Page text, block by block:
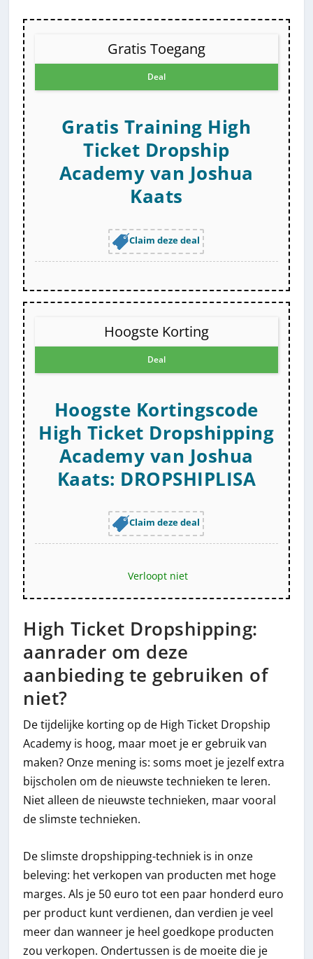
Gratis Toegang
Deal
Gratis Training High
Ticket Dropship
Academy van Joshua
Kaats
Claim deze deal
Hoogste Korting
Deal
Hoogste Kortingscode
High Ticket Dropshipping
Academy van Joshua
Kaats: DROPSHIPLISA
Claim deze deal
Verloopt niet
High Ticket Dropshipping:
aanrader om deze
aanbieding te gebruiken of
niet?
De tijdelijke korting op de High Ticket Dropship
Academy is hoog, maar moet je er gebruik van
maken? Onze mening is: soms moet je jezelf extra
bijscholen om de nieuwste technieken te leren.
Niet alleen de nieuwste technieken, maar vooral
de slimste technieken.
De slimste dropshipping-techniek is in onze
beleving: het verkopen van producten met hoge
marges. Als je 50 euro tot een paar honderd euro
per product kunt verdienen, dan verdien je veel
meer dan wanneer je heel goedkope producten
zou verkopen. Ondertussen is de moeite die je